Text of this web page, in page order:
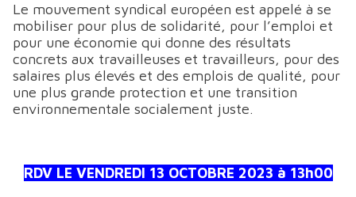
Le mouvement syndical européen est appelé à se
mobiliser pour plus de solidarité, pour l’emploi et
pour une économie qui donne des résultats
concrets aux travailleuses et travailleurs, pour des
salaires plus élevés et des emplois de qualité, pour
une plus grande protection et une transition
environnementale socialement juste.
RDV LE VENDREDI 13 OCTOBRE 2023 à 13h00